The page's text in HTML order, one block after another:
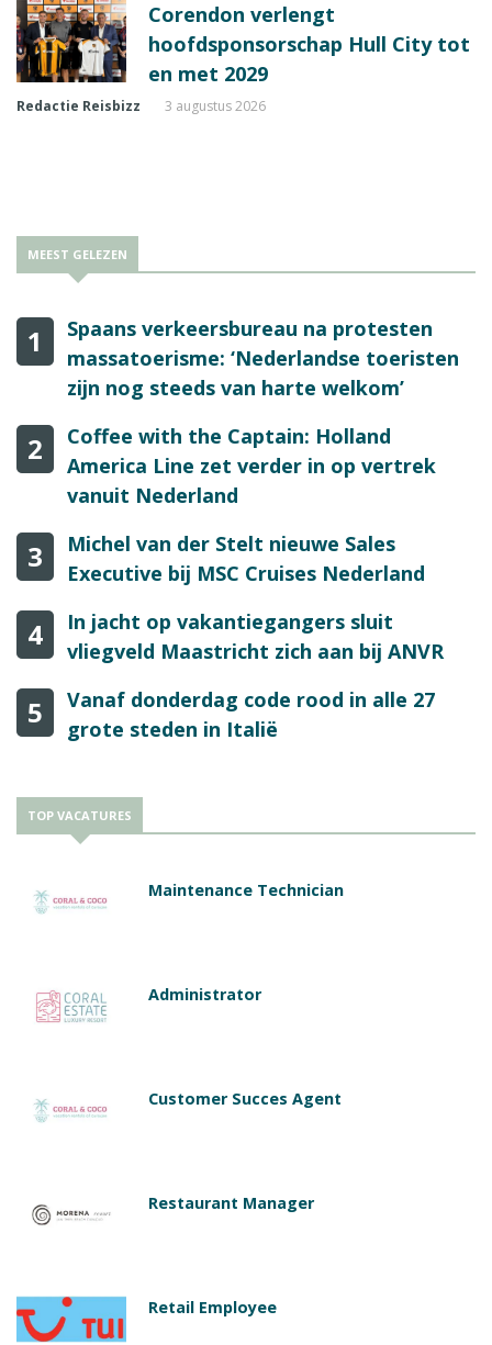
Corendon verlengt
hoofdsponsorschap Hull City tot
en met 2029
Redactie Reisbizz 3 augustus 2026
MEEST GELEZEN
1
Spaans verkeersbureau na protesten
massatoerisme: ‘Nederlandse toeristen
zijn nog steeds van harte welkom’
2
Coffee with the Captain: Holland
America Line zet verder in op vertrek
vanuit Nederland
3
Michel van der Stelt nieuwe Sales
Executive bij MSC Cruises Nederland
4
In jacht op vakantiegangers sluit
vliegveld Maastricht zich aan bij ANVR
5
Vanaf donderdag code rood in alle 27
grote steden in Italië
TOP VACATURES
Maintenance Technician
Administrator
Customer Succes Agent
Restaurant Manager
Retail Employee